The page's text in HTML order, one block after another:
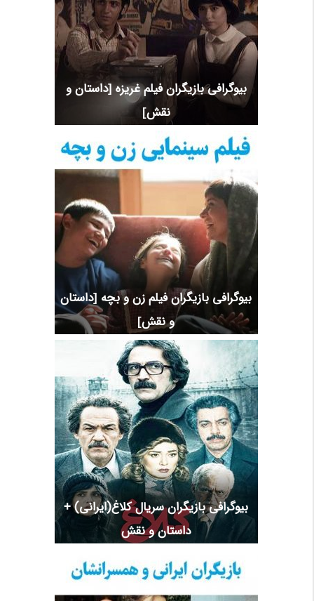
بیوگرافی بازیگران فیلم غریزه [داستان و
نقش]
بیوگرافی بازیگران فیلم زن و بچه [داستان
و نقش]
بیوگرافی بازیگران سریال کلاغ(ایرانی) +
داستان و نقش